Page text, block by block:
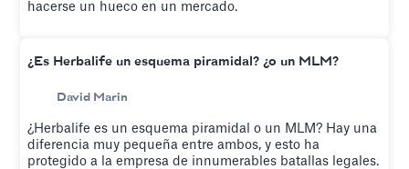
hacerse un hueco en un mercado.
¿Es Herbalife un esquema piramidal? ¿o un MLM?
David Marin
¿Herbalife es un esquema piramidal o un MLM? Hay una
diferencia muy pequeña entre ambos, y esto ha
protegido a la empresa de innumerables batallas legales.